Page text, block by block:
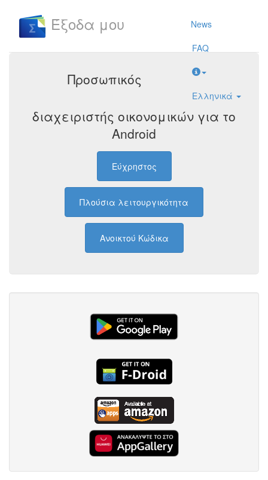
News
FAQ
Ελληνικά
Έξοδα μου
Προσωπικός
διαχειριστής οικονομικών για το
Android
Εύχρηστος
Πλούσια λειτουργικότητα
Ανοικτού Κώδικα